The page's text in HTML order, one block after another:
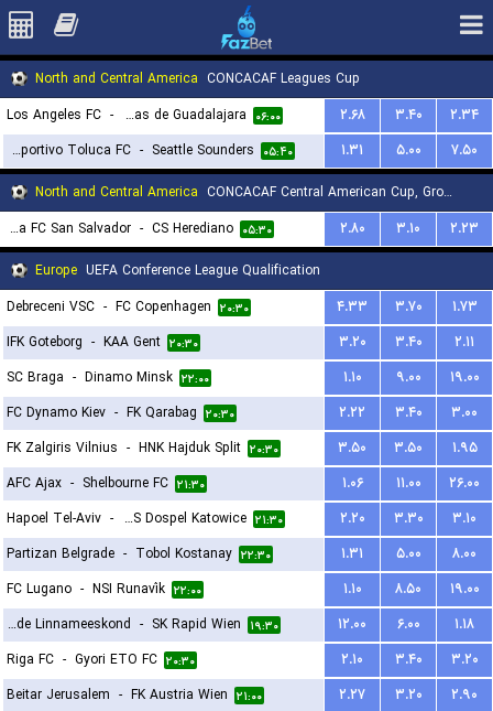
North and Central America CONCACAF Leagues Cup
Los Angeles FC - CD Chivas de Guadalajara ۰۶:۰۰ ۲.۶۸ ۳.۴۰
۲.۳۴
Deportivo Toluca FC
- Seattle Sounders ۰۵:۴۰ ۱.۳۱ ۵.۰۰
۷.۵۰
North and Central America CONCACAF Central American Cup, Group B
Alianza FC San Salvador
- CS Herediano ۰۵:۳۰ ۲.۸۰ ۳.۱۰
۲.۲۳
Europe UEFA Conference League Qualification
Debreceni VSC - FC Copenhagen ۲۰:۳۰ ۴.۳۳ ۳.۷۰
۱.۷۳
IFK Goteborg - KAA Gent ۲۰:۳۰ ۳.۲۰ ۳.۴۰
۲.۱۱
SC Braga - Dinamo Minsk ۲۲:۰۰ ۱.۱۰ ۹.۰۰
۱۹.۰۰
FC Dynamo Kiev - FK Qarabag ۲۰:۳۰ ۲.۲۲ ۳.۴۰
۳.۰۰
FK Zalgiris Vilnius - HNK Hajduk Split ۲۰:۳۰ ۳.۵۰ ۳.۵۰
۱.۹۵
AFC Ajax - Shelbourne FC ۲۱:۳۰ ۱.۰۶ ۱۱.۰۰
۲۶.۰۰
Hapoel Tel-Aviv - GKS Dospel Katowice ۲۱:۳۰ ۲.۲۰ ۳.۳۰
۳.۱۰
Partizan Belgrade - Tobol Kostanay ۲۲:۳۰ ۱.۳۱ ۵.۰۰
۸.۰۰
FC Lugano - NSI Runavík ۲۲:۰۰ ۱.۱۰ ۸.۵۰
۱۹.۰۰
Paide Linnameeskond
- SK Rapid Wien ۱۹:۳۰ ۱۲.۰۰ ۶.۰۰
۱.۱۸
Riga FC - Gyori ETO FC ۲۰:۳۰ ۲.۱۰ ۳.۴۰
۳.۲۰
Beitar Jerusalem - FK Austria Wien ۲۱:۰۰ ۲.۲۷ ۳.۲۰
۲.۹۰